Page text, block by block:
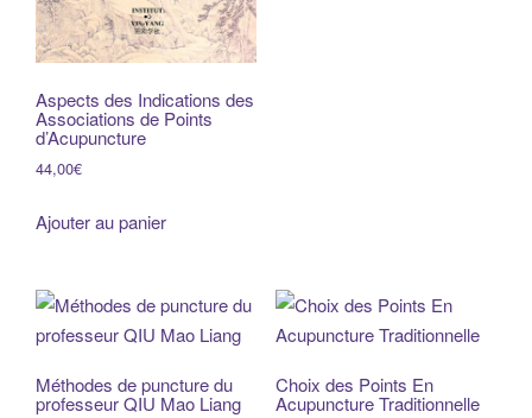
Aspects des Indications des
Associations de Points
d’Acupuncture
44,00€
Ajouter au panier
Méthodes de puncture du
professeur QIU Mao Liang
Choix des Points En
Acupuncture Traditionnelle